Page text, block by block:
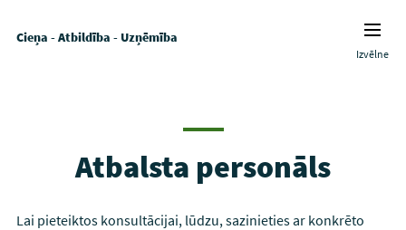
Cieņa - Atbildība - Uzņēmība
Izvēlne
Atbalsta personāls
Lai pieteiktos konsultācijai, lūdzu, sazinieties ar konkrēto